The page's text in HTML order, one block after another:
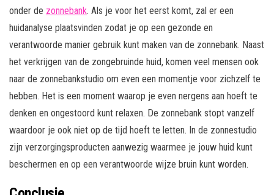
onder de zonnebank. Als je voor het eerst komt, zal er een
huidanalyse plaatsvinden zodat je op een gezonde en
verantwoorde manier gebruik kunt maken van de zonnebank. Naast
het verkrijgen van de zongebruinde huid, komen veel mensen ook
naar de zonnebankstudio om even een momentje voor zichzelf te
hebben. Het is een moment waarop je even nergens aan hoeft te
denken en ongestoord kunt relaxen. De zonnebank stopt vanzelf
waardoor je ook niet op de tijd hoeft te letten. In de zonnestudio
zijn verzorgingsproducten aanwezig waarmee je jouw huid kunt
beschermen en op een verantwoorde wijze bruin kunt worden.